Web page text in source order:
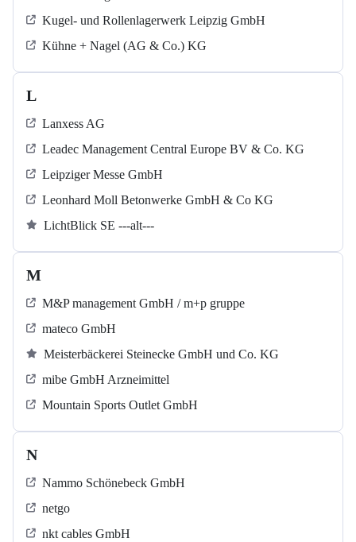
Kugel‐ und Rollenlagerwerk Leipzig GmbH
Kühne + Nagel (AG & Co.) KG
L
Lanxess AG
Leadec Management Central Europe BV & Co. KG
Leipziger Messe GmbH
Leonhard Moll Betonwerke GmbH & Co KG
LichtBlick SE ---alt---
M
M&P management GmbH / m+p gruppe
mateco GmbH
Meisterbäckerei Steinecke GmbH und Co. KG
mibe GmbH Arzneimittel
Mountain Sports Outlet GmbH
N
Nammo Schönebeck GmbH
netgo
nkt cables GmbH